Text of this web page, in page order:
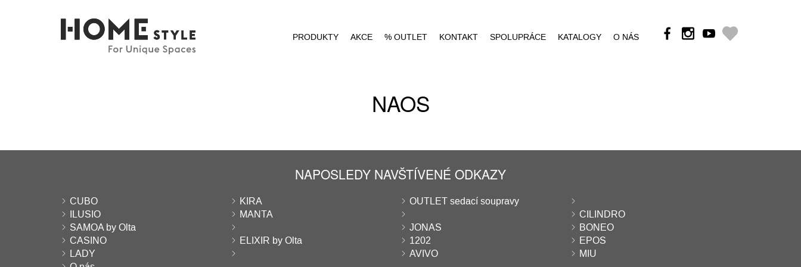
PRODUKTY AKCE % OUTLET KONTAKT SPOLUPRÁCE KATALOGY O NÁS
NAOS
NAPOSLEDY NAVŠTÍVENÉ ODKAZY
CUBO KIRA
OUTLET sedací soupravy
ILUSIO
MANTA
CILINDRO
SAMOA by Olta
JONAS
BONEO
CASINO
ELIXIR by Olta 1202
EPOS
LADY
AVIVO
MIU